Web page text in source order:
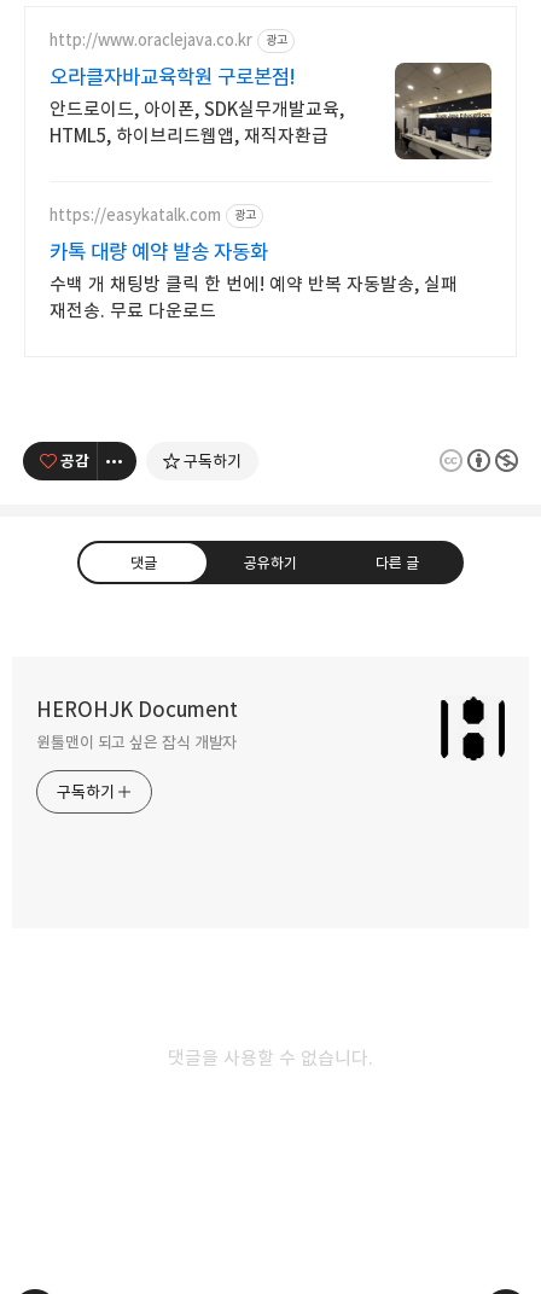
http://www.oraclejava.co.kr 광고
오라클자바교육학원 구로본점!
안드로이드, 아이폰, SDK실무개발교육,
HTML5, 하이브리드웹앱, 재직자환급
https://easykatalk.com 광고
카톡 대량 예약 발송 자동화
수백 개 채팅방 클릭 한 번에! 예약 반복 자동발송, 실패
재전송. 무료 다운로드
공감 구독하기
댓글 공유하기 다른 글
HEROHJK Document
원툴맨이 되고 싶은 잡식 개발자
구독하기
댓글을 사용할 수 없습니다.
2022.04.20
인앱결제 환불 관련 FAQ